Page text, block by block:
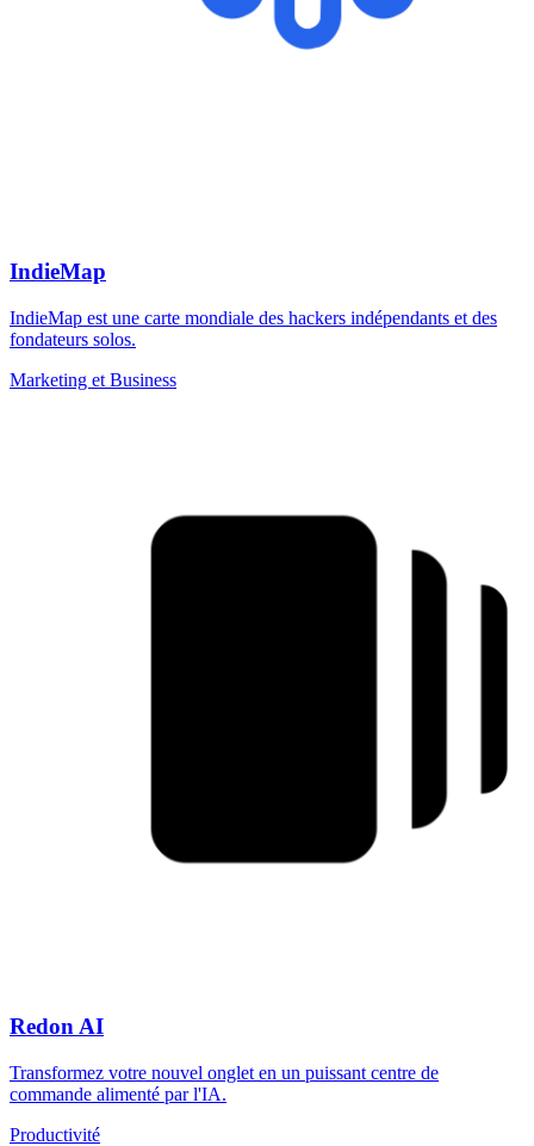
IndieMap
IndieMap est une carte mondiale des hackers indépendants et des
fondateurs solos.
Marketing et Business
Redon AI
Transformez votre nouvel onglet en un puissant centre de
commande alimenté par l'IA.
Productivité